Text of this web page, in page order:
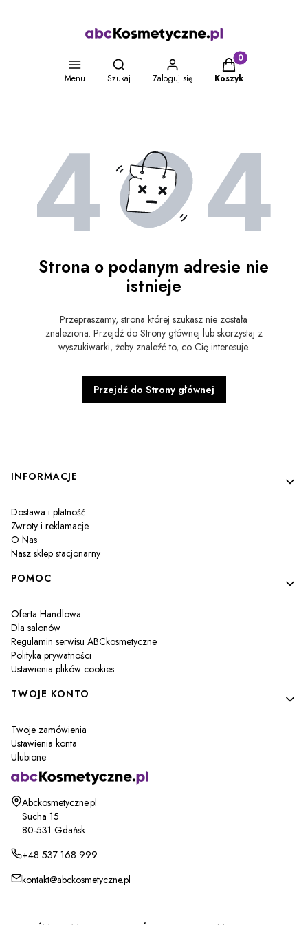
Menu
Otwórz wyszukiwarkę
Szukaj Zaloguj się
Produkty w
Koszyk
Strona o podanym adresie nie
istnieje
Przepraszamy, strona której szukasz nie została
znaleziona. Przejdź do Strony głównej lub skorzystaj z
wyszukiwarki, żeby znaleźć to, co Cię interesuje.
Przejdź do Strony głównej
Linki w stopce
INFORMACJE
Dostawa i płatność
Zwroty i reklamacje
O Nas
Nasz sklep stacjonarny
POMOC
Oferta Handlowa
Dla salonów
Regulamin serwisu ABCkosmetyczne
Polityka prywatności
Ustawienia plików cookies
TWOJE KONTO
Twoje zamówienia
Ustawienia konta
Ulubione
Adres:
Abckosmetyczne.pl
Sucha 15
80-531 Gdańsk
+48 537 168 999
kontakt@abckosmetyczne.pl